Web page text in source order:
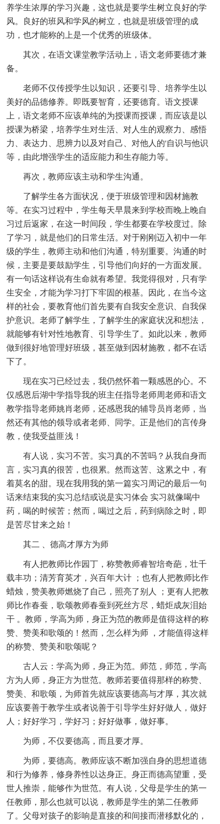
养学生浓厚的学习兴趣，这也就是要学生树立良好的学
风。良好的班风和学风的树立，也就是班级管理的成
功，也才能称的上是一个优秀的班级体。
其次，在语文课堂教学活动上，语文老师要德才兼
备。
老师不仅传授学生以知识，还要引导、培养学生以
美好的品德修养。即既要智育，还要德育。语文授课
上，语文老师不应该单纯的为授课而授课，而应该是以
授课为桥梁，培养学生对生活、对人生的观察力、感悟
力、表达力、思辨力以及对自己、对他人的'自识与他识
等，由此增强学生的适应能力和生存能力等。
再次，教师应该主动和学生沟通。
了解学生各方面状况，便于班级管理和因材施教
等。在实习过程中，学生每天早晨来到学校而晚上晚自
习过后返家，在这一时间段，学生都要在学校度过。除
了学习，就是他们的日常生活。对于刚刚迈入初中一年
级的学生，教师主动和他们沟通，特别重要。沟通的时
候，主要是要鼓励学生，引导他们向好的一方面发展。
有一句话这样说有生命就有希望。我觉得很对，只有学
生安全，才能为学习打下牢固的根基。因此，在当今这
样的社会，要教育他们首先要有自我安全意识、自我保
护意识。老师了解学生，了解学生的家庭状况和想法，
就能够有针对性地教育、引导学生了。如此以来，教师
做到很好地管理好班级，甚至做到因材施教，都不在话
下了。
现在实习已经过去，我仍然怀着一颗感恩的心。不
仅感恩后湖中学指导我的班主任指导老师周老师和语文
教学指导老师姚肖老师，还感恩我的辅导员肖老师，当
然还有其他的领导或者老师、同学。正是他们的言传身
教，使我受益匪浅！
有人说，实习不苦。实习真的不苦吗？从我自身而
言，实习真的很苦，也很累。然而这苦、这累之中，有
着莫名的甜。现在我用我的第一篇实习周记的最后一句
话来结束我的实习总结或说是实习体会 实习就像喝中
药，喝的时候苦；然而，喝过之后，药到病除之时，即
是苦尽甘来之始！
其二 、德高才厚方为师
有人把教师比作园丁，称赞教师睿智培奇葩，壮千
载丰功；清芳育英才，兴百年大计 ；也有人把教师比作
蜡烛，赞美教师燃烧了自己，照亮了别人 ；更有人把教
师比作春蚕，歌颂教师春蚕到死丝方尽，蜡炬成灰泪始
干 。教师，学高为师，身正为范的教师是值得这样的称
赞、赞美和歌颂的！然而，怎么样为师 ，才能值得这样
的称赞、赞美和歌颂呢？
古人云：学高为师，身正为范。师范，师范，学高
方为人师，身正方为世范。教师若要值得那样的称赞、
赞美、和歌颂，为师首先就应该要德高与才厚，其次就
应该要善于教学生或者说善于引导学生好好做人，做好
人；好好学习，学好习；好好做事，做好事。
为师，不仅要德高，而且要才厚。
为师，要德高。教师应该不断加强自身的思想道德
和行为修养，修身养性以达身正。身正而德高望重，受
世人推崇，能够作为世范。有人说，父母是学生的第一
任教师，那么也就可以说，教师是学生的第二任教师
了。父母对孩子的影响是直接的和间接而潜移默化的，